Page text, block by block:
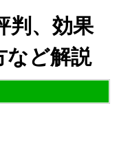
判、効果
など解説